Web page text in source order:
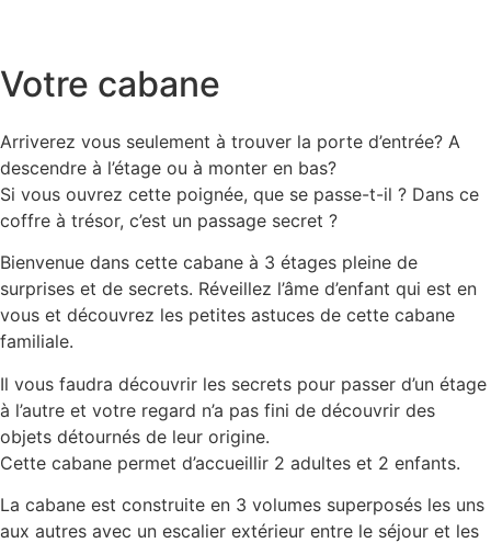
Votre cabane
Arriverez vous seulement à trouver la porte d’entrée? A
descendre à l’étage ou à monter en bas?
Si vous ouvrez cette poignée, que se passe-t-il ? Dans ce
coffre à trésor, c’est un passage secret ?
Bienvenue dans cette cabane à 3 étages pleine de
surprises et de secrets. Réveillez l’âme d’enfant qui est en
vous et découvrez les petites astuces de cette cabane
familiale.
Il vous faudra découvrir les secrets pour passer d’un étage
à l’autre et votre regard n’a pas fini de découvrir des
objets détournés de leur origine.
Cette cabane permet d’accueillir 2 adultes et 2 enfants.
La cabane est construite en 3 volumes superposés les uns
aux autres avec un escalier extérieur entre le séjour et les